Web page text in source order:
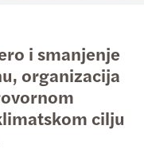
i smanjenje
organizacija
cilju